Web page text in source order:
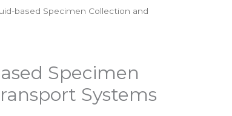
based Specimen Collection and
Specimen
Systems